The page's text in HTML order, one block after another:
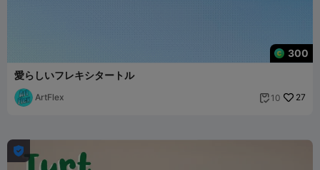
300
愛らしいフレキシタートル
ArtFlex  10 27
